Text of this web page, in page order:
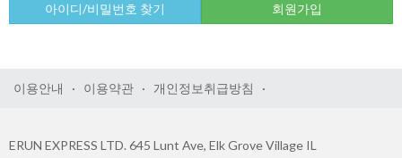
아이디/비밀번호 찾기 회원가입
이용안내 · 이용약관 · 개인정보취급방침 ·
ERUN EXPRESS LTD. 645 Lunt Ave, Elk Grove Village IL